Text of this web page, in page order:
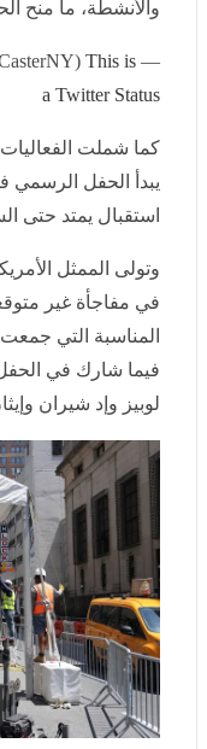
— Oliya Scootercaster ???? (@ScooterCasterNY)
This is a
Twitter Status
كما شملت الفعاليات
الحفل الرسمي في
استقبال يمتد حتى
وتولى الممثل
في مفاجأة غير
المناسبة التي جمعت
شارك في الحفل عدد
وإد شيران وإيثان
وشهد الحفل